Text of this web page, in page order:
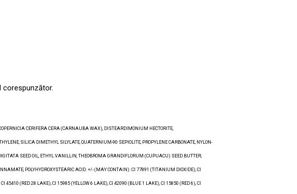
corespunzător.
CERIFERA CERA (CARNAUBA WAX), DISTEARDIMONIUM HECTORITE,
SILICA DIMETHYL SILYLATE, QUATERNIUM-90 SEPIOLITE, PROPYLENE CARBONATE, NYLON-
SEED OIL, ETHYL VANILLIN, THEOBROMA GRANDIFLORUM (CUPUACU) SEED BUTTER,
POLYHYDROXYSTEARIC ACID. +/- (MAY CONTAIN): CI 77891 (TITANIUM DIOXIDE), CI
45410 (RED 28 LAKE), CI 15985 (YELLOW 6 LAKE), CI 42090 (BLUE 1 LAKE), CI 15850 (RED 6), CI